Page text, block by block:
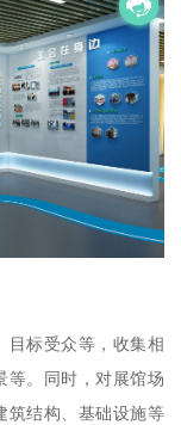
目标受众等，收集相
等。同时，对展馆场
筑结构、基础设施等